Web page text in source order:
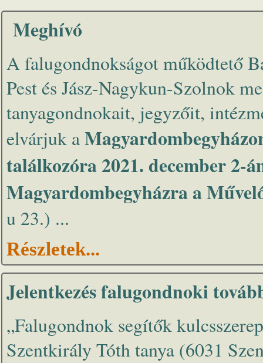
Meghívó
A falugondnokságot működtető
Pest és Jász-Nagykun-Szolnok
tanyagondnokait, jegyzőit,
elvárjuk a
találkozóra 2021. december 2-
Magyardombegyházra a
u 23.) ...
Részletek...
Jelentkezés falugondnoki
„Falugondnok segítők
Szentkirály Tóth tanya (6031